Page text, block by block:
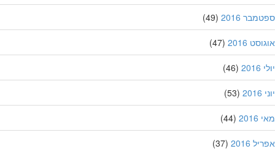
2016
(49)
2016
(47)
(46)
(53)
(44)
2016
(37)